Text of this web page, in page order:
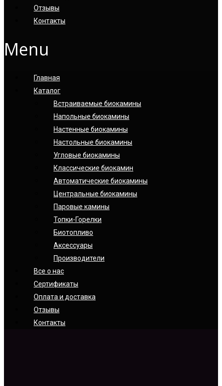
Отзывы
Контакты
Menu
Главная
Каталог
Встраиваемые биокамины
Напольные биокамины
Настенные биокамины
Настoльные биокамины
Угловые биокамины
Классические биокамин
Автоматические биокамины
Центральные биокамины
Паровые камины
Топки-Горелки
Биотопливо
Аксессуары
Производители
Все о нас
Сертификаты
Оплата и доставка
Отзывы
Контакты